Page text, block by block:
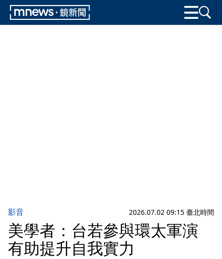
影音 2026.07.02 09:15 臺北時間
美學者：台若參與環太軍演
有助提升自我實力